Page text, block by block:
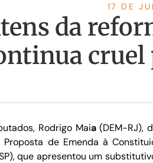
17 DE
da
cruel
Rodrigo Maia(DEM-RJ),
de Emenda à
que apresentou um